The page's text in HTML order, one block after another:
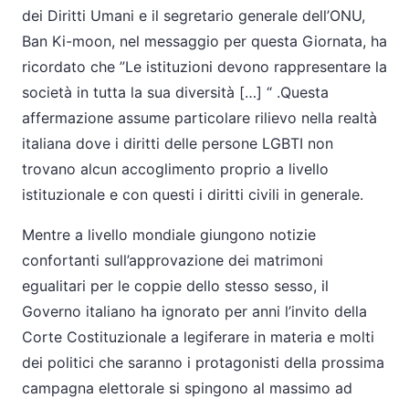
dei Diritti Umani e il segretario generale dell’ONU,
Ban Ki-moon, nel messaggio per questa Giornata, ha
ricordato che ”Le istituzioni devono rappresentare la
società in tutta la sua diversità […] “ .Questa
affermazione assume particolare rilievo nella realtà
italiana dove i diritti delle persone LGBTI non
trovano alcun accoglimento proprio a livello
istituzionale e con questi i diritti civili in generale.
Mentre a livello mondiale giungono notizie
confortanti sull’approvazione dei matrimoni
egualitari per le coppie dello stesso sesso, il
Governo italiano ha ignorato per anni l’invito della
Corte Costituzionale a legiferare in materia e molti
dei politici che saranno i protagonisti della prossima
campagna elettorale si spingono al massimo ad